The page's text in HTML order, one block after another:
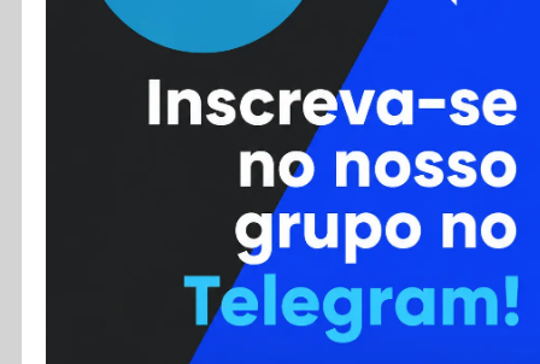
Colaboradores
Cursos
Enviar Dica